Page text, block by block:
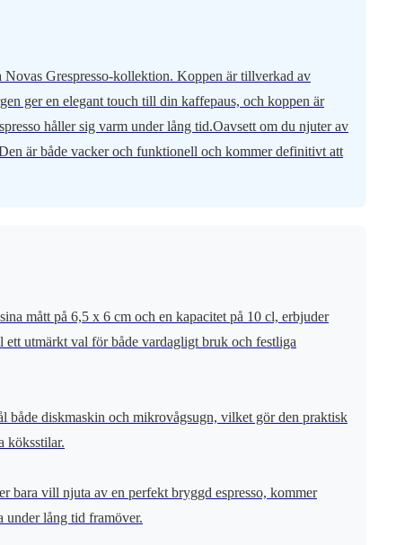
Novas Grespresso-kollektion. Koppen är tillverkad av
ger en elegant touch till din kaffepaus, och koppen är
håller sig varm under lång tid.Oavsett om du njuter av
är både vacker och funktionell och kommer definitivt att
mått på 6,5 x 6 cm och en kapacitet på 10 cl, erbjuder
utmärkt val för både vardagligt bruk och festliga
både diskmaskin och mikrovågsugn, vilket gör den praktisk
köksstilar.
bara vill njuta av en perfekt bryggd espresso, kommer
under lång tid framöver.